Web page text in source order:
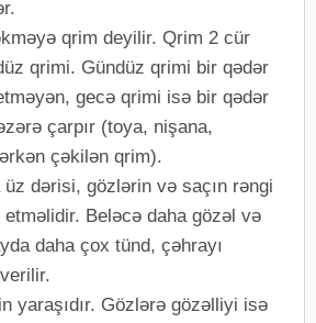
qrim deyilir. Qrim 2 cür
qrimi. Gündüz qrimi bir qədər
gecə qrimi isə bir qədər
çarpır (toya, nişana,
çəkilən qrim).
dərisi, gözlərin və saçın rəngi
Beləcə daha gözəl və
daha çox tünd, çəhrayı
yaraşıdır. Gözlərə gözəlliyi isə